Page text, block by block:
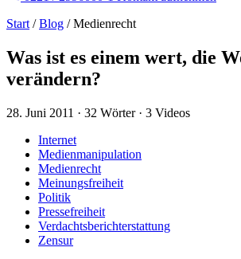
Start /Blog / Medienrecht
Was ist es einem wert, die
verändern?
28. Juni 2011 · 32 Wörter · 3 Videos
Internet
Medienmanipulation
Medienrecht
Meinungsfreiheit
Politik
Pressefreiheit
Verdachtsberichterstattung
Zensur